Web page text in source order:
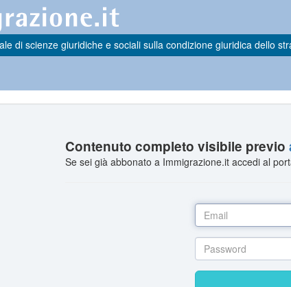
di scienze giuridiche e sociali sulla condizione giuridica dello
Contenuto completo visibile previo
Se sei già abbonato a Immigrazione.it accedi al